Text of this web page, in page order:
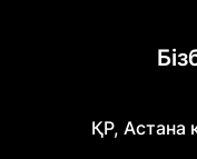
ҚР, Астана